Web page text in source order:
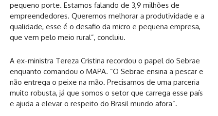
pequeno porte. Estamos falando de 3,9 milhões de
empreendedores. Queremos melhorar a produtividade e a
qualidade, esse é o desafio da micro e pequena empresa,
que vem pelo meio rural”, concluiu.
A ex-ministra Tereza Cristina recordou o papel do Sebrae
enquanto comandou o MAPA. “O Sebrae ensina a pescar e
não entrega o peixe na mão. Precisamos de uma parceria
muito robusta, já que somos o setor que carrega esse país
e ajuda a elevar o respeito do Brasil mundo afora”.